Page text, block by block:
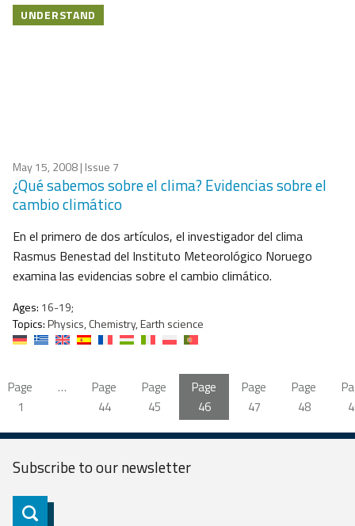
UNDERSTAND
May 15, 2008| Issue 7
¿Qué sabemos sobre el clima? Evidencias sobre el
cambio climático
En el primero de dos artículos, el investigador del clima
Rasmus Benestad del Instituto Meteorológico Noruego
examina las evidencias sobre el cambio climático.
Ages: 16-19;
Topics:Physics, Chemistry, Earth science
Page
1
…
Page
44
Page
45
Page
46
Page
47
Page
48
Subscribe to ournewsletter
Subscribe